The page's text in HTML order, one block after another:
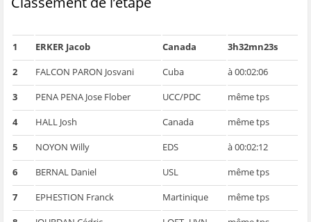
1 ERKER Jacob Canada
3h32mn23s
2
FALCON PARON Josvani Cuba
à 00:02:06
3
PENA PENA Jose Flober UCC/PDC
même tps
4
HALL Josh Canada
même tps
5
NOYON Willy EDS
à 00:02:12
6
BERNAL Daniel USL
même tps
7
EPHESTION Franck Martinique
même tps